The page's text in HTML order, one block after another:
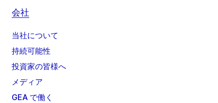
会社
当社について
持続可能性
投資家の皆様へ
メディア
GEA で働く